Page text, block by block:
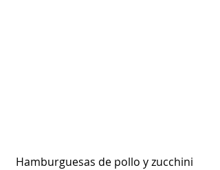
Hamburguesas de pollo y zucchini